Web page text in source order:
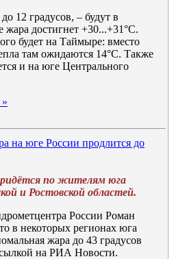
12 градусов, – будут в
достигнет +30...+31°C.
будет на Таймыре: вместо
там ожидаются 14°C. Также
и на юге Центрального
на юге России продлится до
по жителям юга
и Ростовской областей.
России Роман
в некоторых регионах юга
жара до 43 градусов
на РИА Новости.